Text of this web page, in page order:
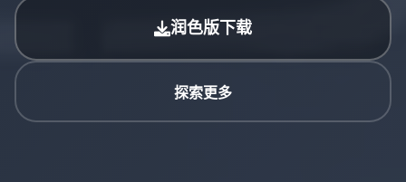
润色版下载
探索更多